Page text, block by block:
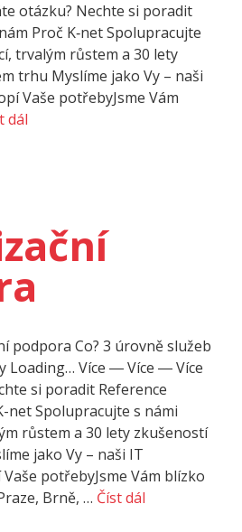
otázku? Nechte si poradit
Proč K‑net Spolupracujte
trvalým růstem a 30 lety
trhu Myslíme jako Vy – naši
Vaše potřebyJsme Vám
dál
podpora Co? 3 úrovně služeb
Loading… Více ― Více ― Více
si poradit Refe­rence
net Spolupracujte s námi
růstem a 30 lety zkušeností
jako Vy – naši IT
potřebyJsme Vám blízko
Brně, … Číst dál